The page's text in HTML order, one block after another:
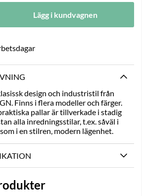
Lägg i kundvagnen
design och industristil från
Finns i flera modeller och färger.
pallar är tillverkade i stadig
alla inredningsstilar, t.ex. såväl i
i en stilren, modern lägenhet.